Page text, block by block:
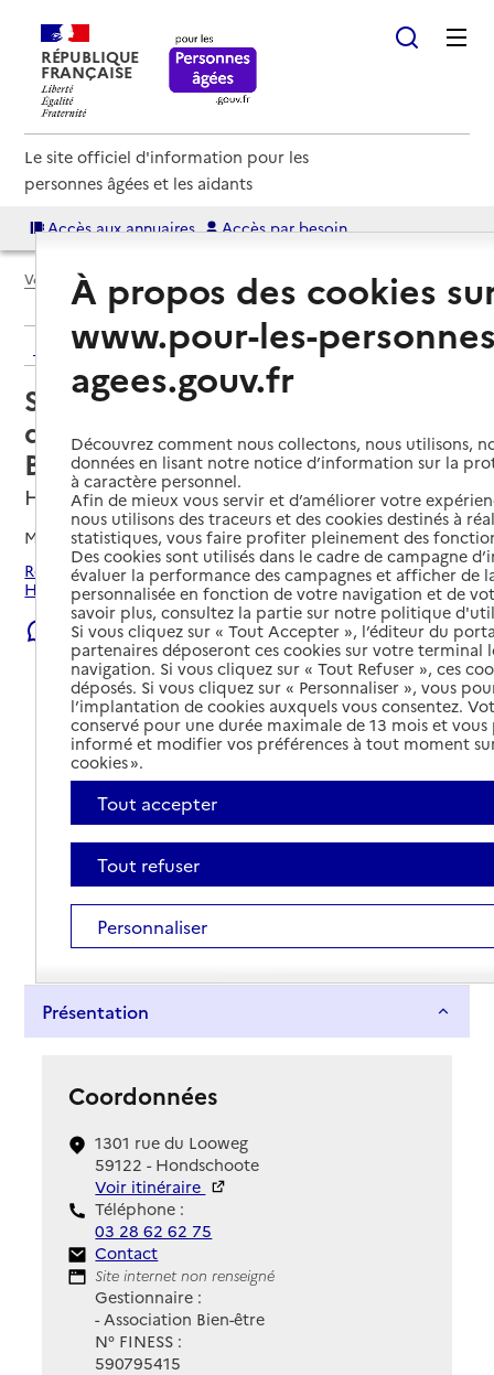
RÉPUBLIQUE
FRANÇAISE
Le site officiel d'information pour les
personnes âgées et les aidants
Accès aux annuaires Accès par besoin
Voir le fil d’Ariane
Retour aux résultats de l'annuaire
Service de soins infirmiers à
domicile – SSIAD - Association
Bien-être
Hondschoote, NORD
Mis à jour le18/06/2026
Rechercher les établissements et services autour de
Hondschoote.
Signaler une erreur
Présentation
Coordonnées
1301 rue du Looweg
59122 - Hondschoote
Voir itinéraire
Téléphone :
03 28 62 62 75
Contact
Contact
Site Internet
Site internet non renseigné
Gestionnaire :
- Association Bien-être
N° FINESS :
590795415
À propos des cookies
www.pour-les-
agees.gouv.fr
Découvrez comment nous collectons, nous utilisons,
données en lisant notre notice d’information sur la
à caractère personnel.
Afin de mieux vous servir et d’améliorer votre
nous utilisons des traceurs et des cookies destinés à
statistiques, vous faire profiter pleinement des
Des cookies sont utilisés dans le cadre de campagne
évaluer la performance des campagnes et afficher de
personnalisée en fonction de votre navigation et de
savoir plus, consultez la partie sur notre politique
Si vous cliquez sur « Tout Accepter », l’éditeur du
partenaires déposeront ces cookies sur votre terminal
navigation. Si vous cliquez sur « Tout Refuser », ces
déposés. Si vous cliquez sur « Personnaliser », vous
l’implantation de cookies auxquels vous consentez.
conservé pour une durée maximale de 13 mois et
informé et modifier vos préférences à tout moment
cookies ».
Tout accepter
Tout refuser
Personnaliser